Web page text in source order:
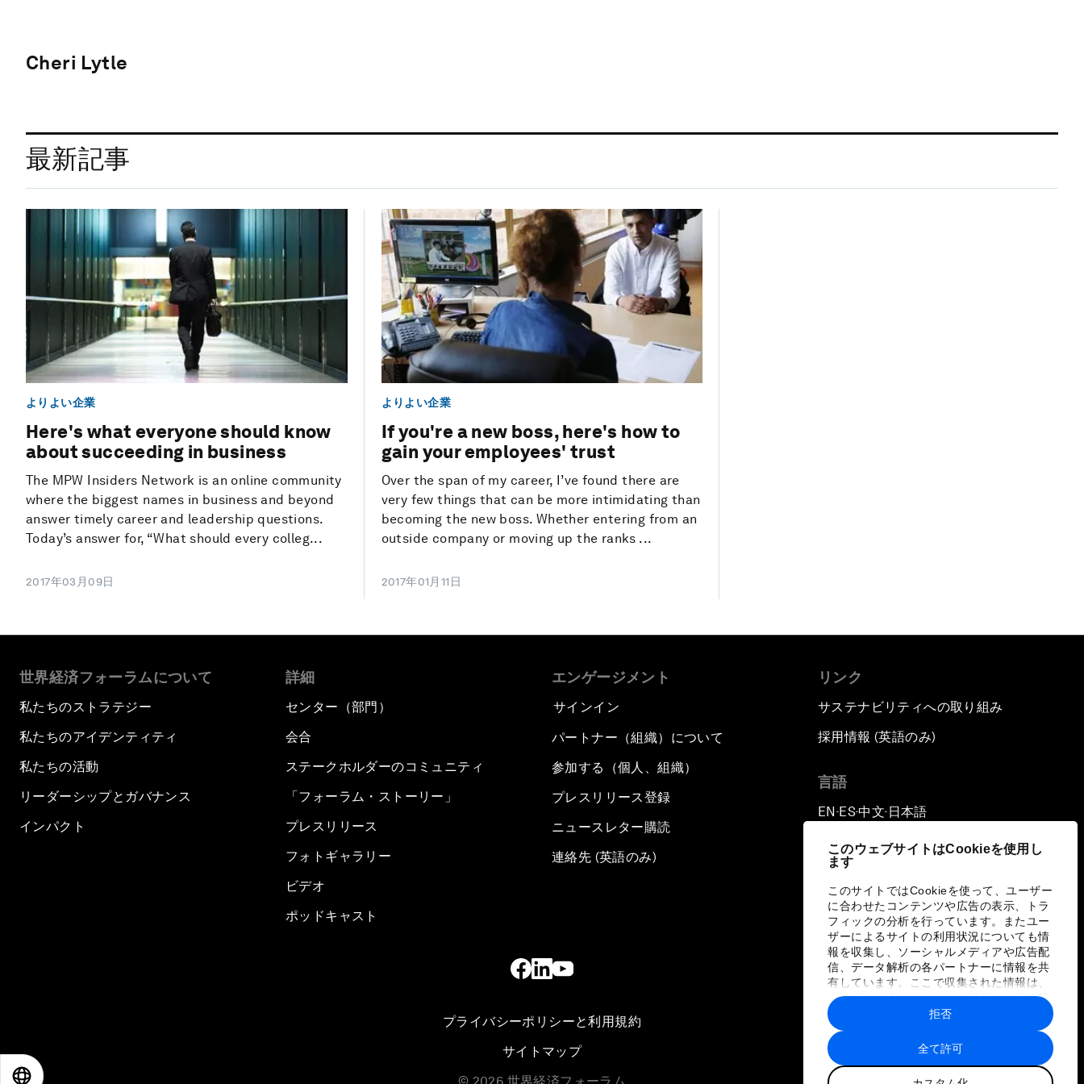
このウェブサイトはCookieを使用し
ます
このサイトではCookieを使って、ユーザー
に合わせたコンテンツや広告の表示、トラ
フィックの分析を行っています。またユー
ザーによるサイトの利用状況についても情
報を収集し、ソーシャルメディアや広告配
信、データ解析の各パートナーに情報を共
有しています。ここで収集された情報は、
ユーザーが各パートナーに提供した他の情
報や各パートナーのサービスを使用した際
に収集された情報と組み合わされ、各パー
トナーによって使用されることがありま
す。
全て許可
拒否
Cheri Lytle
最新記事
よりよい企業
Here's what everyone should know
about succeeding in business
The MPW Insiders Network is an online community
where the biggest names in business and beyond
answer timely career and leadership questions.
Today’s answer for, “What should every colleg...
2017年03月09日
よりよい企業
If you're a new boss, here's how to
gain your employees' trust
Over the span of my career, I’ve found there are
very few things that can be more intimidating than
becoming the new boss. Whether entering from an
outside company or moving up the ranks ...
2017年01月11日
世界経済フォーラムについて
私たちのストラテジー
私たちのアイデンティティ
私たちの活動
リーダーシップとガバナンス
インパクト
詳細
センター（部門）
会合
ステークホルダーのコミュニティ
「フォーラム・ストーリー」
プレスリリース
フォトギャラリー
ビデオ
ポッドキャスト
エンゲージメント
サインイン
パートナー（組織）について
参加する（個人、組織）
プレスリリース登録
ニュースレター購読
連絡先 (英語のみ)
リンク
サステナビリティへの取り組み
採用情報 (英語のみ)
言語
EN ▪ ES▪中文▪ 日本語
プライバシーポリシーと利用規約
サイトマップ